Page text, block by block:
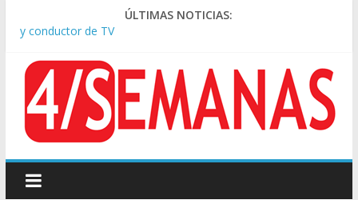
ÚLTIMAS NOTICIAS:
Tras la aprobación de la ley de propiedad privada, Bullrich
Causa AFA: el juez Amarante calificó de “ficción judicial” el
traslado del expediente a Campana
A pocas cuadras de La Bombonera chocaron un tren y un
colectivo: siete heridos
Día de San Cayetano: masiva marcha a Plaza de Mayo de
sindicatos y organizaciones sociales
Pesar por la muerte de Leandro Rud, histórico representante
y conductor de TV